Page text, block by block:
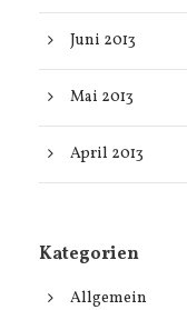
Juni 2013
Mai 2013
April 2013
Kategorien
Allgemein